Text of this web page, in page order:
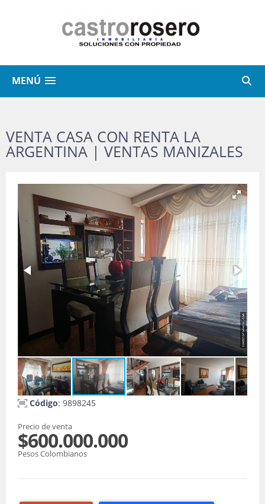
MENÚ
VENTA CASA CON RENTA LA
ARGENTINA | VENTAS MANIZALES
Código: 9898245
Precio de venta
$600.000.000
Pesos Colombianos